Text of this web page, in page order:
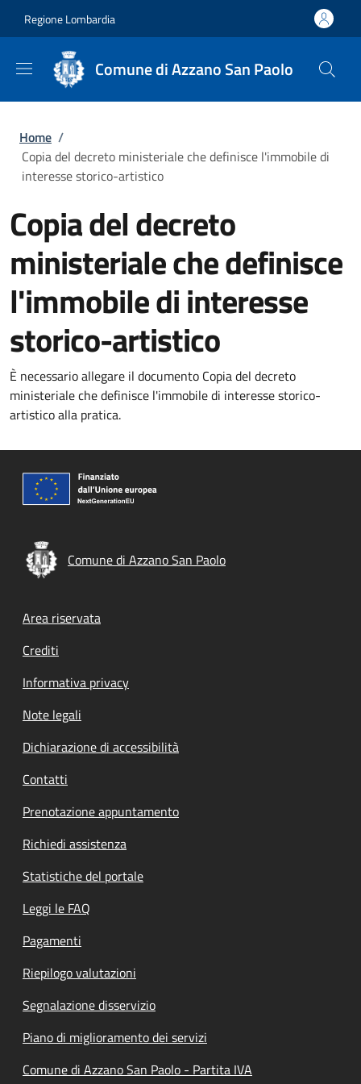
Regione Lombardia
Comune di Azzano San Paolo
Briciole di pane
Home /
Copia del decreto ministeriale che definisce l'immobile di
interesse storico-artistico
Copia del decreto
ministeriale che definisce
l'immobile di interesse
storico-artistico
È necessario allegare il documento Copia del decreto
ministeriale che definisce l'immobile di interesse storico-
artistico alla pratica.
Comune di Azzano San Paolo
Footer menu
Area riservata
Crediti
Informativa privacy
Note legali
Dichiarazione di accessibilità
Contatti
Prenotazione appuntamento
Richiedi assistenza
Statistiche del portale
Leggi le FAQ
Pagamenti
Riepilogo valutazioni
Segnalazione disservizio
Piano di miglioramento dei servizi
Comune di Azzano San Paolo - Partita IVA